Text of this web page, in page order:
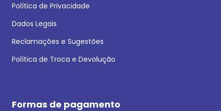
Política de Privacidade
Dados Legais
Reclamações e Sugestões
Política de Troca e Devolução
Formas de pagamento